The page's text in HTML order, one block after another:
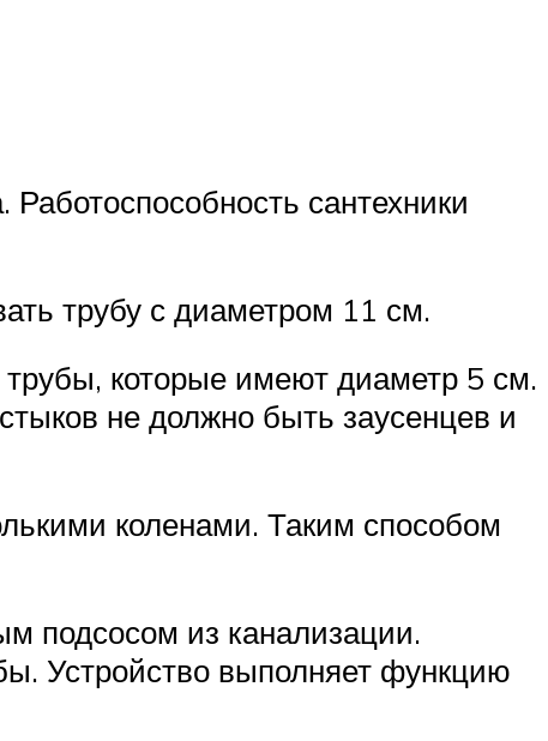
сантехники
трубу с диаметром 11 см.
которые имеют диаметр 5 см.
не должно быть заусенцев и
коленами. Таким способом
подсосом из канализации.
Устройство выполняет функцию